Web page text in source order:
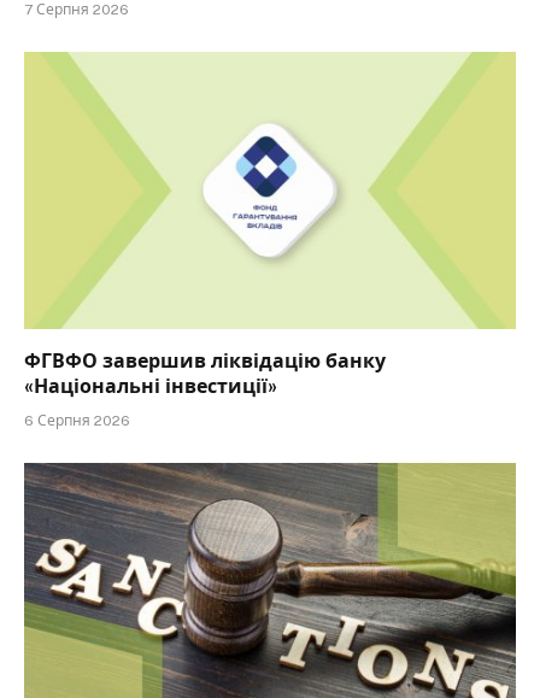
7 Серпня 2026
ФГВФО завершив ліквідацію банку
«Національні інвестиції»
6 Серпня 2026